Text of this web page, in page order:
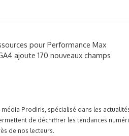
pour Performance Max
ajoute 170 nouveaux champs
Prodiris, spécialisé dans les
de déchiffrer les tendances
de nos lecteurs.